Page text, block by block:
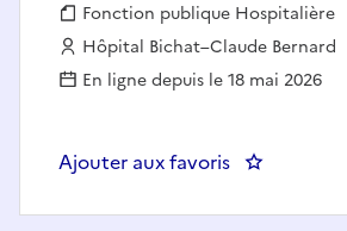
Fonction publique :
Fonction publique Hospitalière
Employeur :
Hôpital Bichat–Claude Bernard
En ligne depuis le 18 mai 2026
Ajouter aux favoris : Infirmier